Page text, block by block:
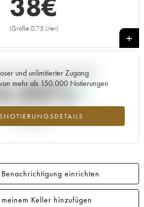
(Größe 0,75 Liter)
+
und unlimitierter Zugang
mehr als 150.000 Notierungen
der Preisnotierung
2014 im Jahr 2026 im Vergleich zum
Benachrichtigung einrichten
Keller hinzufügen